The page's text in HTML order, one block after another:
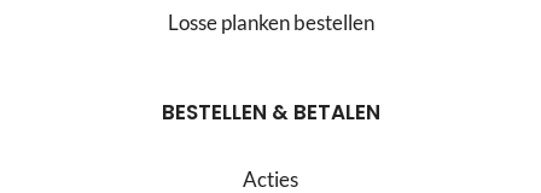
Losse planken bestellen
BESTELLEN & BETALEN
Acties